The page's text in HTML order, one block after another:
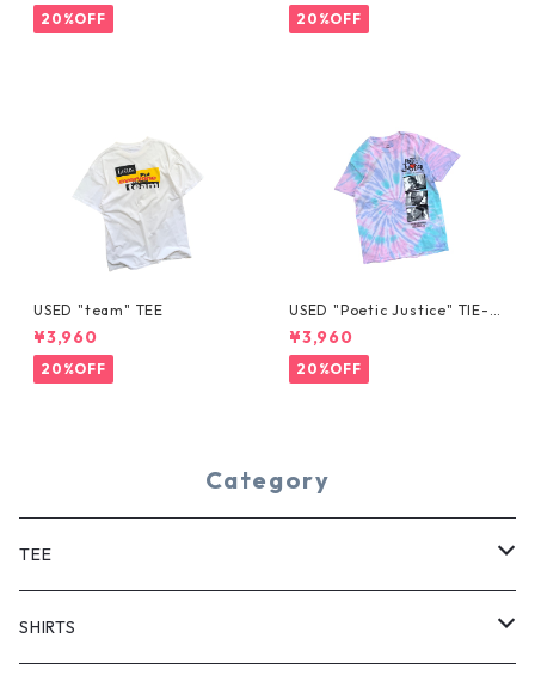
20%OFF 20%OFF
USED "team" TEE
¥3,960
20%OFF
USED "Poetic Justice" TIE-D
YE TEE
¥3,960
20%OFF
Category
TEE
SHORT SLEEVE
SHIRTS